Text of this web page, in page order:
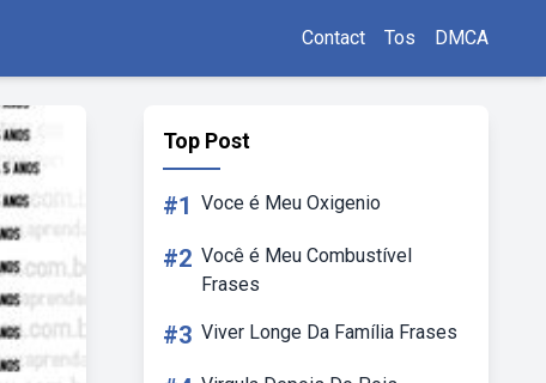
Contact Tos DMCA
Top Post
#1 Voce é Meu Oxigenio
#2 Você é Meu Combustível
Frases
#3 Viver Longe Da Família Frases